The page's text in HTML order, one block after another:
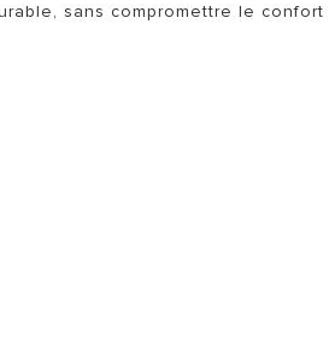
sans compromettre le confort